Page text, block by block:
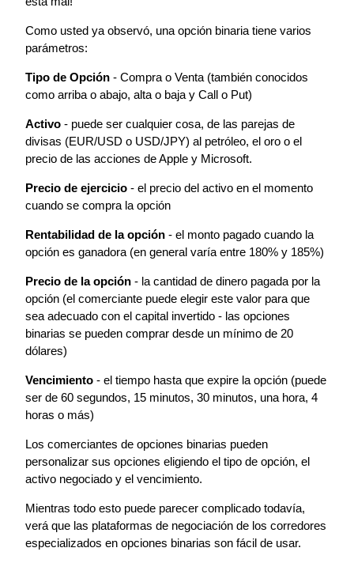
Como usted ya observó, una opción binaria tiene varios
parámetros:
Tipo de Opción - Compra o Venta (también conocidos
como arriba o abajo, alta o baja y Call o Put)
Activo - puede ser cualquier cosa, de las parejas de
divisas (EUR/USD o USD/JPY) al petróleo, el oro o el
precio de las acciones de Apple y Microsoft.
Precio de ejercicio - el precio del activo en el momento
cuando se compra la opción
Rentabilidad de la opción - el monto pagado cuando la
opción es ganadora (en general varía entre 180% y 185%)
Precio de la opción - la cantidad de dinero pagada por la
opción (el comerciante puede elegir este valor para que
sea adecuado con el capital invertido - las opciones
binarias se pueden comprar desde un mínimo de 20
dólares)
Vencimiento - el tiempo hasta que expire la opción (puede
ser de 60 segundos, 15 minutos, 30 minutos, una hora, 4
horas o más)
Los comerciantes de opciones binarias pueden
personalizar sus opciones eligiendo el tipo de opción, el
activo negociado y el vencimiento.
Mientras todo esto puede parecer complicado todavía,
verá que las plataformas de negociación de los corredores
especializados en opciones binarias son fácil de usar.